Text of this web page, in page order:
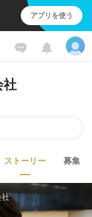
アプリを使う
ストーリー 募集